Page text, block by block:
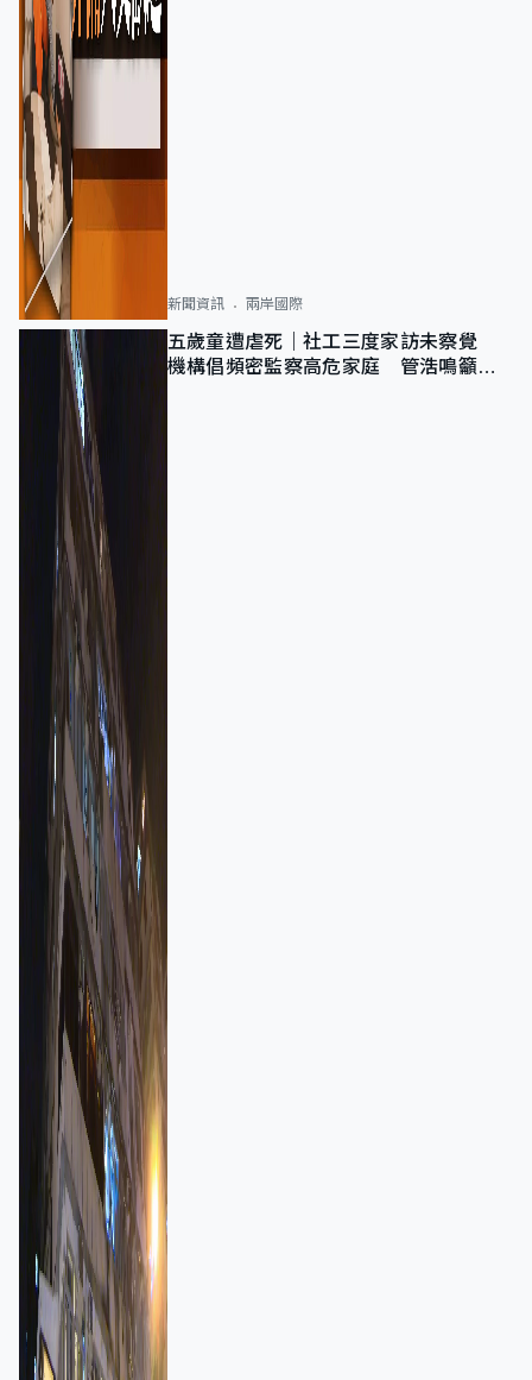
新聞資訊 兩岸國際
五歲童遭虐死｜社工三度家訪未察覺
機構倡頻密監察高危家庭 管浩鳴籲加